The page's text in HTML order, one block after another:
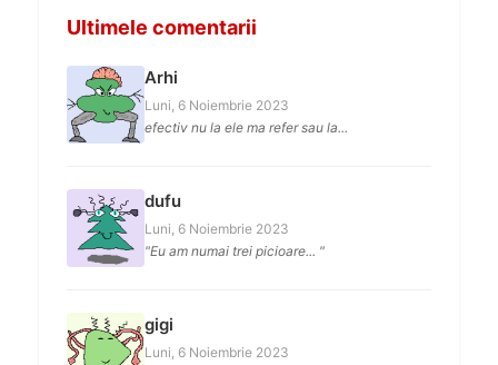
Ultimele comentarii
Arhi
Luni, 6 Noiembrie 2023
efectiv nu la ele ma refer sau la...
dufu
Luni, 6 Noiembrie 2023
"Eu am numai trei picioare... "
gigi
Luni, 6 Noiembrie 2023